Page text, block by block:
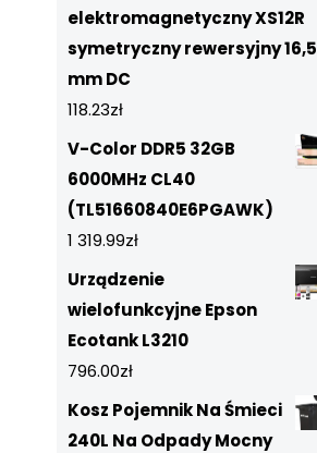
elektromagnetyczny XS12R
symetryczny rewersyjny 16,5
mm DC
118.23zł
V-Color DDR5 32GB
6000MHz CL40
(TL51660840E6PGAWK)
1 319.99zł
Urządzenie
wielofunkcyjne Epson
Ecotank L3210
796.00zł
Kosz Pojemnik Na Śmieci
240L Na Odpady Mocny